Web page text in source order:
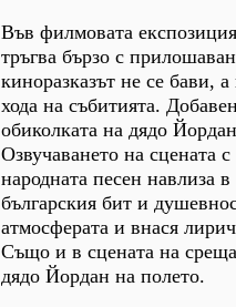
Във филмовата
тръгва бързо с
киноразказът не се бави,
хода на събитията.
обиколката на дядо
Озвучаването на сцената с
народната песен навлиза
българския бит и
атмосферата и внася
Също и в сцената на
дядо Йордан на полето.